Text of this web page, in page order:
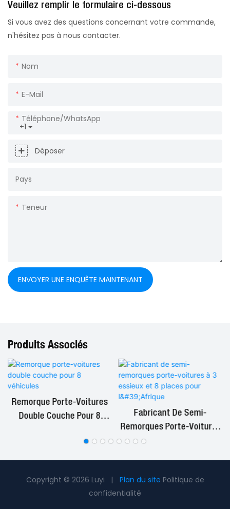
Veuillez remplir le formulaire ci-dessous
Si vous avez des questions concernant votre commande,
n'hésitez pas à nous contacter.
Nom
E-Mail
+1
Téléphone/WhatsApp
Déposer
Pays
Teneur
ENVOYER UNE ENQUÊTE MAINTENANT
Produits Associés
Remorque Porte-Voitures
Double Couche Pour 8
Fabricant De Semi-
Remorques Porte-Voitures
À 3 Essieux Et 8 Places
Copyright © 2026 Luyi | Plan du site Politique de
confidentialité